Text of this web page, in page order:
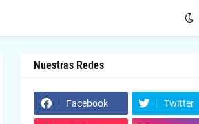
Nuestras Redes
Facebook Twitter